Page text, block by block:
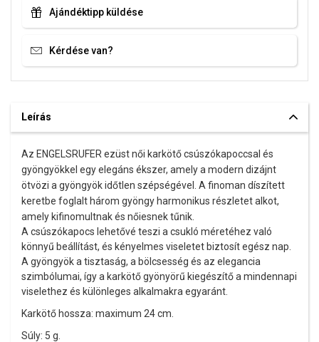
Ajándéktipp küldése
Kérdése van?
Leírás
Az ENGELSRUFER ezüst női karkötő csúszókapoccsal és
gyöngyökkel egy elegáns ékszer, amely a modern dizájnt
ötvözi a gyöngyök időtlen szépségével. A finoman díszített
keretbe foglalt három gyöngy harmonikus részletet alkot,
amely kifinomultnak és nőiesnek tűnik.
A csúszókapocs lehetővé teszi a csukló méretéhez való
könnyű beállítást, és kényelmes viseletet biztosít egész nap.
A gyöngyök a tisztaság, a bölcsesség és az elegancia
szimbólumai, így a karkötő gyönyörű kiegészítő a mindennapi
viselethez és különleges alkalmakra egyaránt.
Karkötő hossza: maximum 24 cm.
Súly: 5 g.